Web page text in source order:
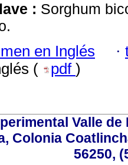
: Sorghum
en Inglés ·
( pdf )
Valle
Colonia
56250,